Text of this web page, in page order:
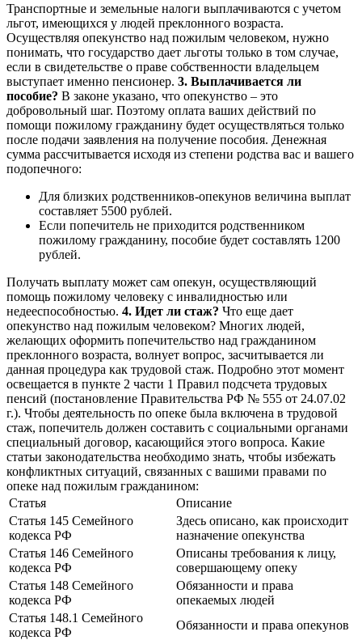
Транспортные и земельные налоги выплачиваются с учетом
льгот, имеющихся у людей преклонного возраста.
Осуществляя опекунство над пожилым человеком, нужно
понимать, что государство дает льготы только в том случае,
если в свидетельстве о праве собственности владельцем
выступает именно пенсионер. 3. Выплачивается ли
пособие? В законе указано, что опекунство – это
добровольный шаг. Поэтому оплата ваших действий по
помощи пожилому гражданину будет осуществляться только
после подачи заявления на получение пособия. Денежная
сумма рассчитывается исходя из степени родства вас и вашего
подопечного:
Для близких родственников-опекунов величина выплат
составляет 5500 рублей.
Если попечитель не приходится родственником
пожилому гражданину, пособие будет составлять 1200
рублей.
Получать выплату может сам опекун, осуществляющий
помощь пожилому человеку с инвалидностью или
недееспособностью. 4. Идет ли стаж? Что еще дает
опекунство над пожилым человеком? Многих людей,
желающих оформить попечительство над гражданином
преклонного возраста, волнует вопрос, засчитывается ли
данная процедура как трудовой стаж. Подробно этот момент
освещается в пункте 2 части 1 Правил подсчета трудовых
пенсий (постановление Правительства РФ № 555 от 24.07.02
г.). Чтобы деятельность по опеке была включена в трудовой
стаж, попечитель должен составить с социальными органами
специальный договор, касающийся этого вопроса. Какие
статьи законодательства необходимо знать, чтобы избежать
конфликтных ситуаций, связанных с вашими правами по
опеке над пожилым гражданином:
Статья
Описание
Статья 145 Семейного
кодекса РФ
Здесь описано, как происходит
назначение опекунства
Статья 146 Семейного
кодекса РФ
Описаны требования к лицу,
совершающему опеку
Статья 148 Семейного
кодекса РФ
Обязанности и права
опекаемых людей
Статья 148.1 Семейного
кодекса РФ
Обязанности и права опекунов